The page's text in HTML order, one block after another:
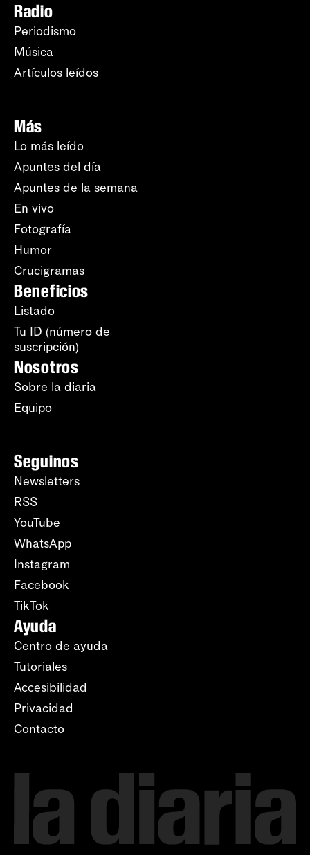
Radio
Periodismo
Música
Artículos leídos
Más
Lo más leído
Apuntes del día
Apuntes de la semana
En vivo
Fotografía
Humor
Crucigramas
Beneficios
Listado
Tu ID (número de
suscripción)
Nosotros
Sobre la diaria
Equipo
Seguinos
Newsletters
RSS
YouTube
WhatsApp
Instagram
Facebook
TikTok
Ayuda
Centro de ayuda
Tutoriales
Accesibilidad
Privacidad
Contacto